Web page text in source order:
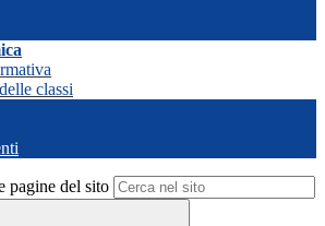
classi
pagine del sito